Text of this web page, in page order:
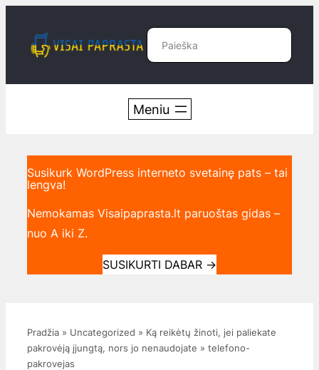
turinio
Paieška
Susikurk WordPress interneto svetainę pats – tai
lengva!
Nemokamas Visaipaprasta.lt paruoštas gidas –
nuo A iki Z.
SUSIKURTI DABAR →
Pradžia » Uncategorized » Ką reikėtų žinoti, jei paliekate
pakrovėją įjungtą, nors jo nenaudojate » telefono-
pakrovejas